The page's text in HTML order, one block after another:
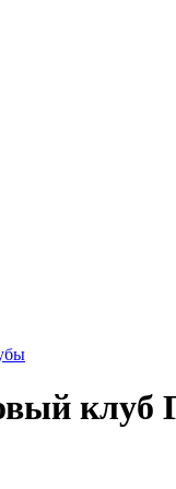
клуб